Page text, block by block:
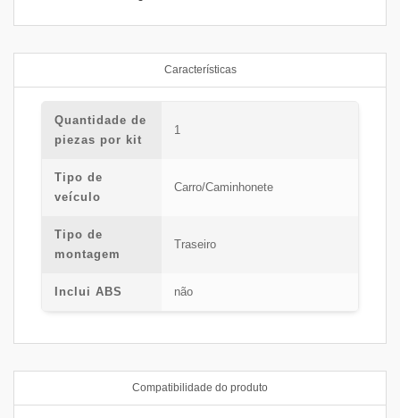
Características
Quantidade de
piezas por kit
1
Tipo de
veículo
Carro/Caminhonete
Tipo de
montagem
Traseiro
Inclui ABS não
Compatibilidade do produto